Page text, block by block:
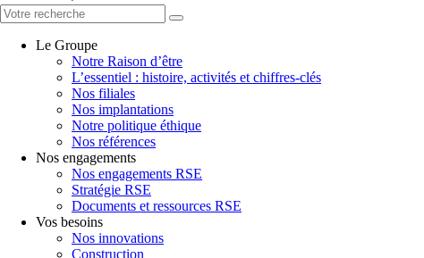
Le Groupe
Notre Raison d’être
L’essentiel : histoire, activités et chiffres-clés
Nos filiales
Nos implantations
Notre politique éthique
Nos références
Nos engagements
Nos engagements RSE
Stratégie RSE
Documents et ressources RSE
Vos besoins
Nos innovations
Construction